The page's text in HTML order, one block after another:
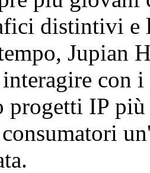
distintivi e
Jupian
con
progetti IP